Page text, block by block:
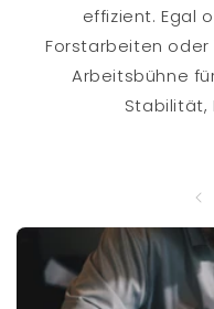
effizient. Egal
Forstarbeiten oder
Arbeitsbühne
Stabilität,